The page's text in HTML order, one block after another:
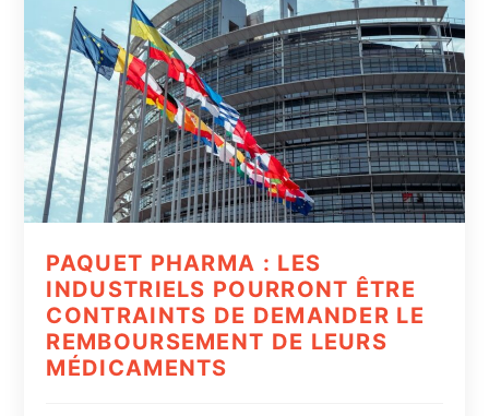
PAQUET PHARMA : LES
INDUSTRIELS POURRONT ÊTRE
CONTRAINTS DE DEMANDER LE
REMBOURSEMENT DE LEURS
MÉDICAMENTS